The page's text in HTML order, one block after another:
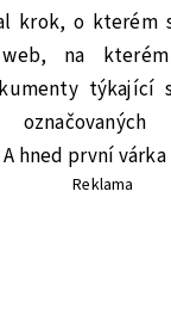
krok, o kterém
na
týkající
hned první
Reklama